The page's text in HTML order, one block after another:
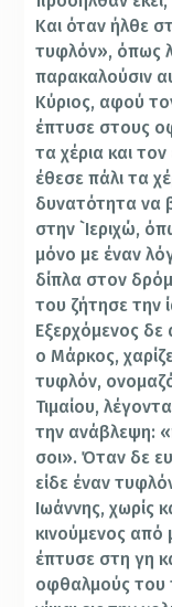
Και όταν ήλθε
τυφλόν», όπως
παρακαλούσιν
Κύριος, αφού
έπτυσε στους
τα χέρια και
έθεσε πάλι τα
δυνατότητα να
στην `Ιεριχώ,
μόνο με έναν
δίπλα στον
του ζήτησε την
Εξερχόμενος δε
ο Μάρκος,
τυφλόν,
Τιμαίου,
την ανάβλεψη:
σοι». Όταν δε
είδε έναν
Ιωάννης, χωρίς
κινούμενος
έπτυσε στη γη
οφθαλμούς του